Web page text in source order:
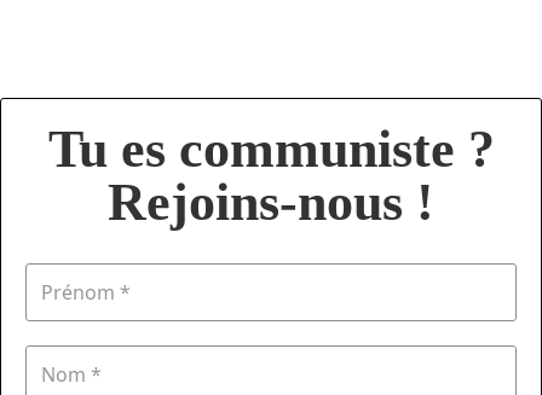
Tu es communiste ?
Rejoins-nous !